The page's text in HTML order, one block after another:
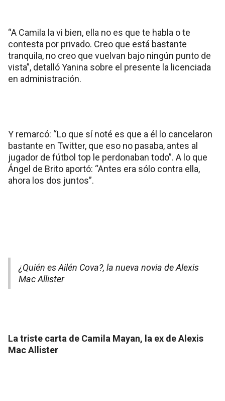
“A Camila la vi bien, ella no es que te habla o te
contesta por privado. Creo que está bastante
tranquila, no creo que vuelvan bajo ningún punto de
vista”, detalló Yanina sobre el presente la licenciada
en administración.
Y remarcó: “Lo que sí noté es que a él lo cancelaron
bastante en Twitter, que eso no pasaba, antes al
jugador de fútbol top le perdonaban todo”. A lo que
Ángel de Brito aportó: “Antes era sólo contra ella,
ahora los dos juntos”.
¿Quién es Ailén Cova?, la nueva novia de Alexis
Mac Allister
La triste carta de Camila Mayan, la ex de Alexis
Mac Allister